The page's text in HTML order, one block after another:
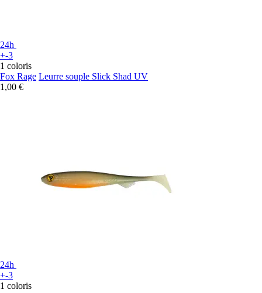
24h
+-3
1 coloris
Fox Rage Leurre souple Slick Shad UV
1,00 €
24h
+-3
1 coloris